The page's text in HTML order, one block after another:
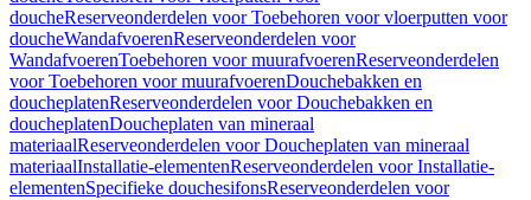
doucheReserveonderdelen voor Toebehoren voor vloerputten voor
doucheWandafvoerenReserveonderdelen voor
WandafvoerenToebehoren voor muurafvoerenReserveonderdelen
voor Toebehoren voor muurafvoerenDouchebakken en
doucheplatenReserveonderdelen voor Douchebakken en
doucheplatenDoucheplaten van mineraal
materiaalReserveonderdelen voor Doucheplaten van mineraal
materiaalInstallatie-elementenReserveonderdelen voor Installatie-
elementenSpecifieke douchesifonsReserveonderdelen voor